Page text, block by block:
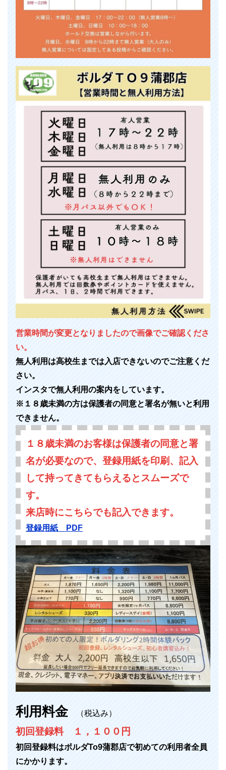
営業時間が変更となりましたので画像でご確認くださ
い。
無人利用は高校生までは入店できないのでご注意くだ
さい。
インスタで無人利用の案内をしています。
※１８歳未満の方は保護者の同意と署名が無いと利用
できません。
１８歳未満のお客様は保護者の同意と署
名が必要なので、登録用紙を印刷、記入
して持ってきてもらえるとスムーズで
す。
来店時にこちらでも記入できます。
登録用紙 PDF
利用料金 （税込み）
初回登録料 １，１００円
初回登録料はボルダTo9蒲郡店で初めての利用者全員
にかかります。